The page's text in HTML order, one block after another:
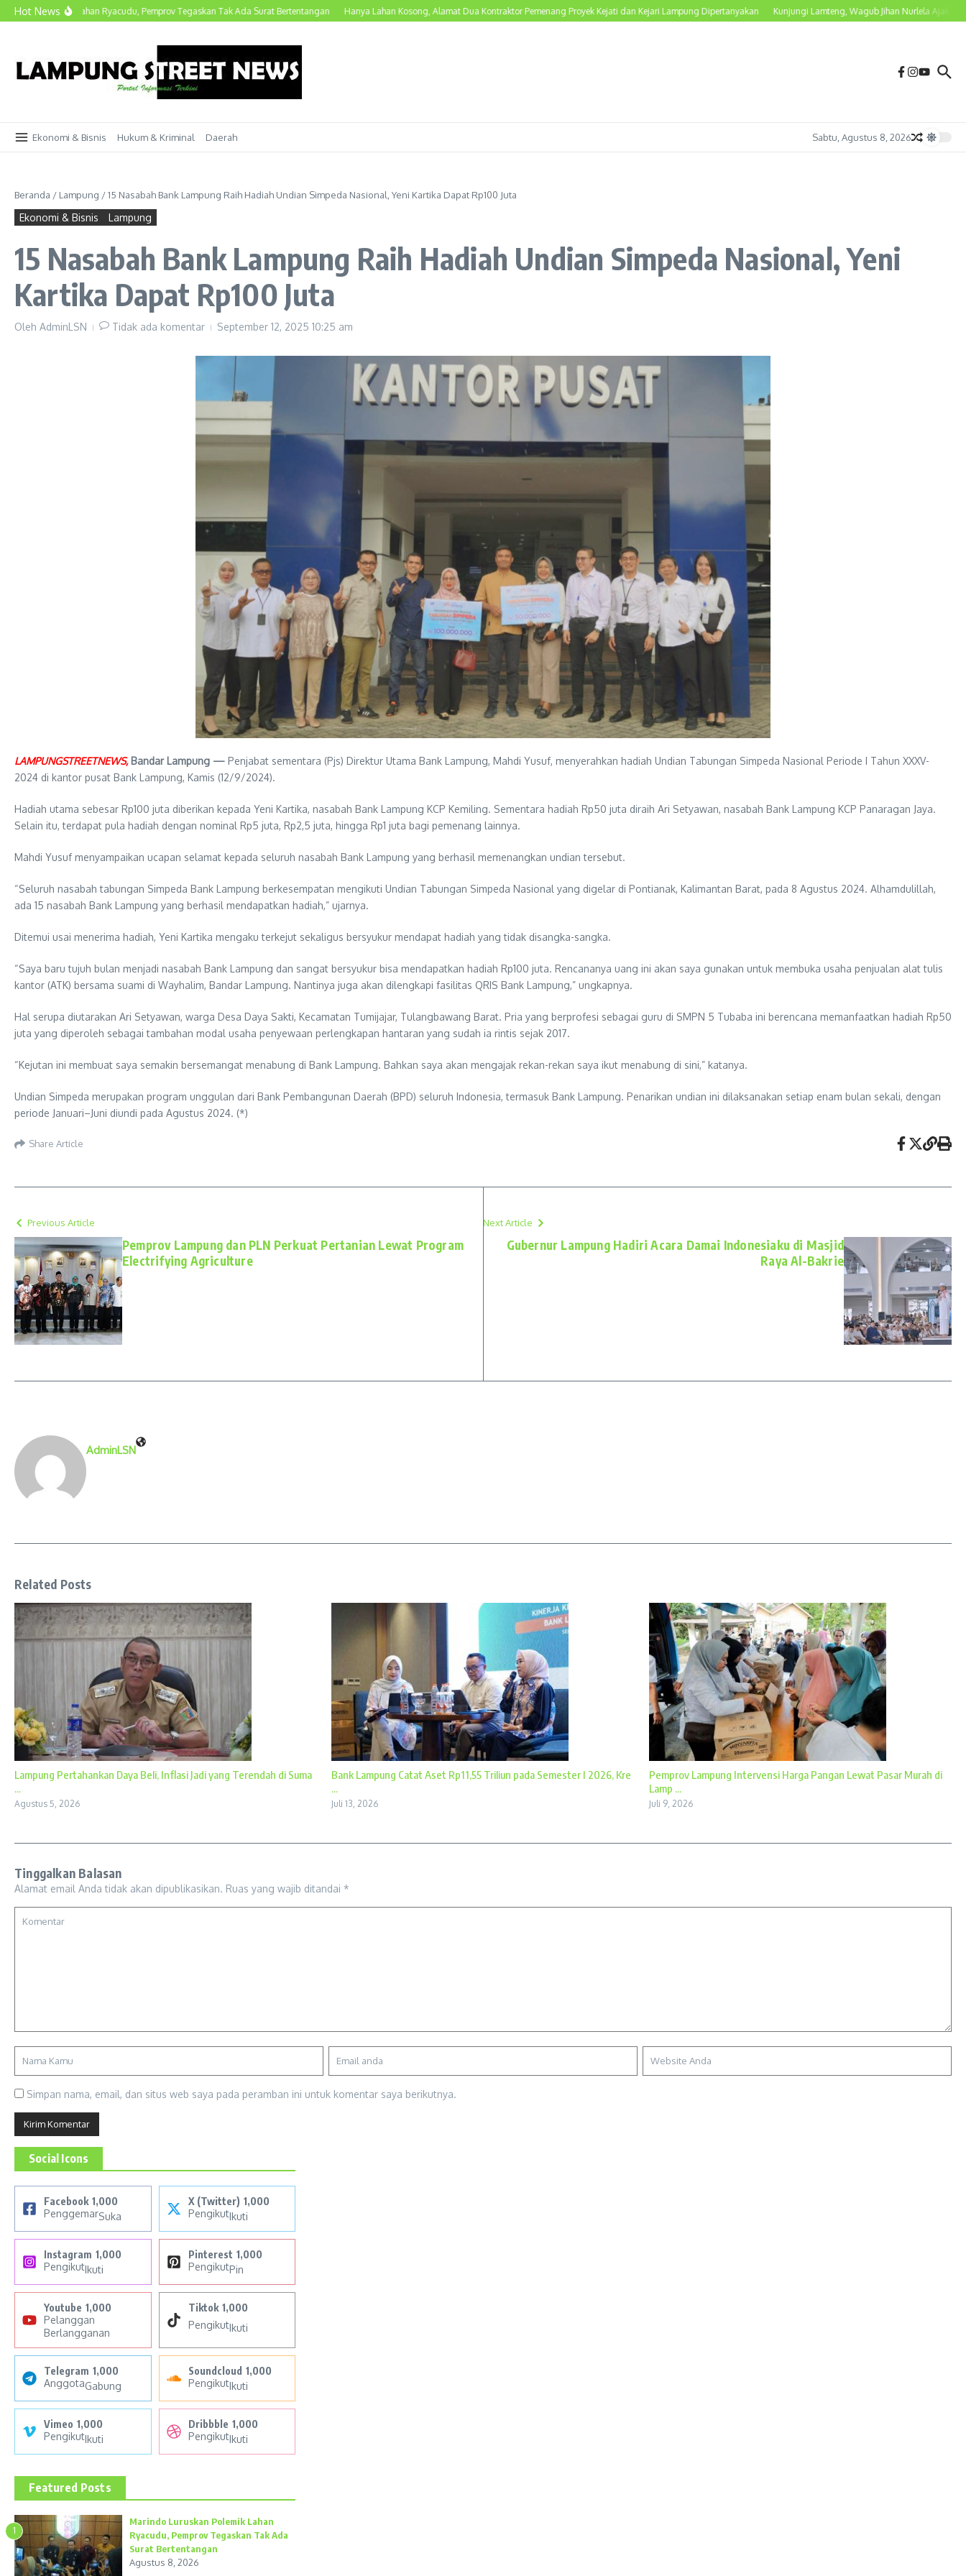
Lewati ke konten
Hot News
Polemik Lahan Ryacudu, Pemprov Tegaskan Tak Ada Surat Bertentangan Hanya Lahan Kosong, Alamat Dua Kontraktor Pemenang Proyek Kejati dan Kejari Lampung Dipertanyakan Kunjungi Lamteng, Wagub Jihan Nurlela Ajak Petani
Ekonomi & Bisnis Hukum & Kriminal Daerah Sabtu, Agustus 8, 2026
Beranda / Lampung /15 Nasabah Bank Lampung Raih Hadiah Undian Simpeda Nasional, Yeni Kartika Dapat Rp100 Juta
Ekonomi & Bisnis Lampung
15 Nasabah Bank Lampung Raih Hadiah Undian Simpeda Nasional, Yeni
Kartika Dapat Rp100 Juta
Oleh AdminLSN Tidak ada komentar September 12, 2025 10:25 am
LAMPUNGSTREETNEWS, Bandar Lampung — Penjabat sementara (Pjs) Direktur Utama Bank Lampung, Mahdi Yusuf, menyerahkan hadiah Undian Tabungan Simpeda Nasional Periode I Tahun XXXV-
2024 di kantor pusat Bank Lampung, Kamis (12/9/2024).
Hadiah utama sebesar Rp100 juta diberikan kepada Yeni Kartika, nasabah Bank Lampung KCP Kemiling. Sementara hadiah Rp50 juta diraih Ari Setyawan, nasabah Bank Lampung KCP Panaragan Jaya.
Selain itu, terdapat pula hadiah dengan nominal Rp5 juta, Rp2,5 juta, hingga Rp1 juta bagi pemenang lainnya.
Mahdi Yusuf menyampaikan ucapan selamat kepada seluruh nasabah Bank Lampung yang berhasil memenangkan undian tersebut.
“Seluruh nasabah tabungan Simpeda Bank Lampung berkesempatan mengikuti Undian Tabungan Simpeda Nasional yang digelar di Pontianak, Kalimantan Barat, pada 8 Agustus 2024. Alhamdulillah,
ada 15 nasabah Bank Lampung yang berhasil mendapatkan hadiah,” ujarnya.
Ditemui usai menerima hadiah, Yeni Kartika mengaku terkejut sekaligus bersyukur mendapat hadiah yang tidak disangka-sangka.
“Saya baru tujuh bulan menjadi nasabah Bank Lampung dan sangat bersyukur bisa mendapatkan hadiah Rp100 juta. Rencananya uang ini akan saya gunakan untuk membuka usaha penjualan alat tulis
kantor (ATK) bersama suami di Wayhalim, Bandar Lampung. Nantinya juga akan dilengkapi fasilitas QRIS Bank Lampung,” ungkapnya.
Hal serupa diutarakan Ari Setyawan, warga Desa Daya Sakti, Kecamatan Tumijajar, Tulangbawang Barat. Pria yang berprofesi sebagai guru di SMPN 5 Tubaba ini berencana memanfaatkan hadiah Rp50
juta yang diperoleh sebagai tambahan modal usaha penyewaan perlengkapan hantaran yang sudah ia rintis sejak 2017.
“Kejutan ini membuat saya semakin bersemangat menabung di Bank Lampung. Bahkan saya akan mengajak rekan-rekan saya ikut menabung di sini,” katanya.
Undian Simpeda merupakan program unggulan dari Bank Pembangunan Daerah (BPD) seluruh Indonesia, termasuk Bank Lampung. Penarikan undian ini dilaksanakan setiap enam bulan sekali, dengan
periode Januari–Juni diundi pada Agustus 2024. (*)
Share Article
Previous Article
Pemprov Lampung dan PLN Perkuat Pertanian Lewat Program
Electrifying Agriculture
Next Article
Gubernur Lampung Hadiri Acara Damai Indonesiaku di Masjid
Raya Al-Bakrie
AdminLSN
Related Posts
Lampung Pertahankan Daya Beli, Inflasi Jadi yang Terendah di Suma
...
Agustus 5, 2026
Bank Lampung Catat Aset Rp11,55 Triliun pada Semester I 2026, Kre
...
Juli 13, 2026
Pemprov Lampung Intervensi Harga Pangan Lewat Pasar Murah di
Lamp ...
Juli 9, 2026
Tinggalkan Balasan
Alamat email Anda tidak akan dipublikasikan. Ruas yang wajib ditandai *
Simpan nama, email, dan situs web saya pada peramban ini untuk komentar saya berikutnya.
Social Icons
Facebook 1,000
PenggemarSuka
X (Twitter) 1,000
PengikutIkuti
Instagram 1,000
PengikutIkuti
Pinterest 1,000
PengikutPin
Youtube 1,000
Pelanggan
Berlangganan
Tiktok 1,000
PengikutIkuti
Telegram 1,000
AnggotaGabung
Soundcloud 1,000
PengikutIkuti
Vimeo 1,000
PengikutIkuti
Dribbble 1,000
PengikutIkuti
Featured Posts
1
Marindo Luruskan Polemik Lahan
Ryacudu, Pemprov Tegaskan Tak Ada
Surat Bertentangan
Agustus 8, 2026